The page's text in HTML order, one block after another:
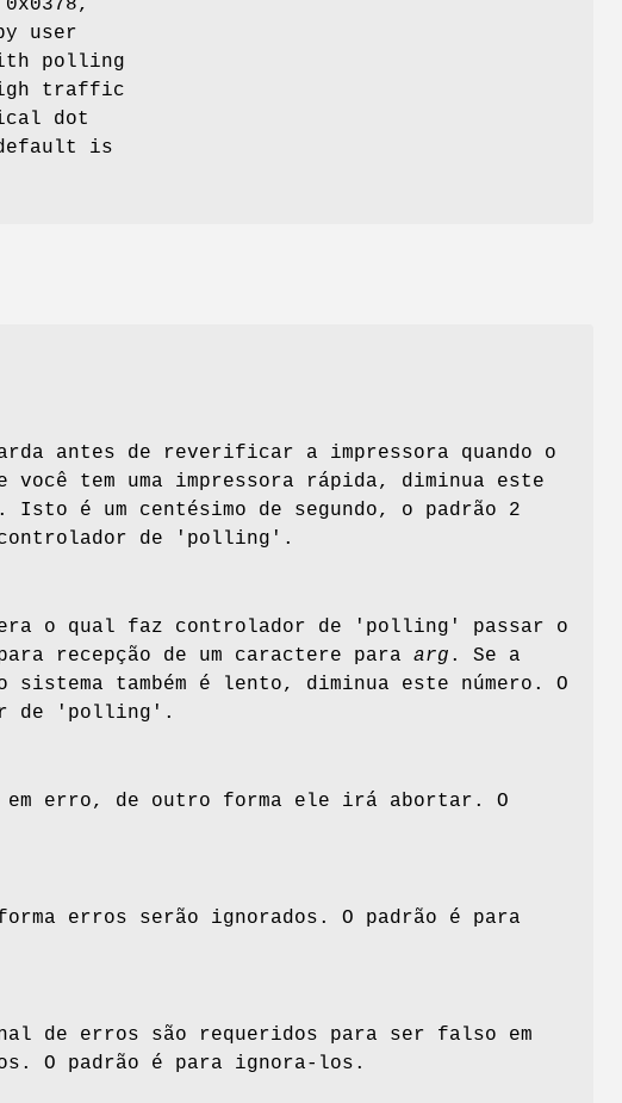
user
polling
traffic
dot
is
antes de reverificar a impressora quando o
você tem uma impressora rápida, diminua este
Isto é um centésimo de segundo, o padrão 2
controlador de 'polling'.
o qual faz controlador de 'polling' passar o
recepção de um caractere para arg . Se a
também é lento, diminua este número. O
de 'polling'.
erro, de outro forma ele irá abortar. O
erros serão ignorados. O padrão é para
de erros são requeridos para ser falso em
O padrão é para ignora-los.